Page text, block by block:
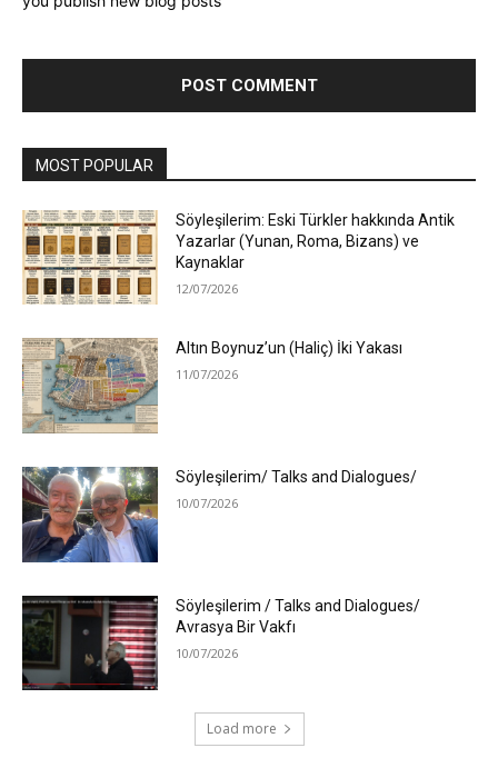
MOST POPULAR
Söyleşilerim: Eski Türkler hakkında Antik
Yazarlar (Yunan, Roma, Bizans) ve
Kaynaklar
12/07/2026
Altın Boynuz’un (Haliç) İki Yakası
11/07/2026
Söyleşilerim/ Talks and Dialogues/
10/07/2026
Söyleşilerim / Talks and Dialogues/
Avrasya Bir Vakfı
10/07/2026
Load more